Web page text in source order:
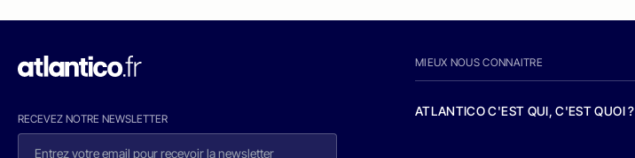
RECEVEZ NOTRE NEWSLETTER
MIEUX NOUS CONNAITRE
ATLANTICO C'EST QUI, C'EST QUOI ?